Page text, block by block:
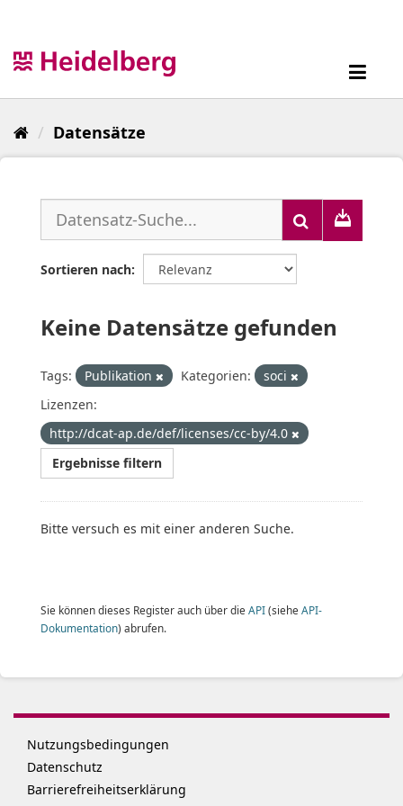
Datensätze
Sortieren nach
Keine Datensätze gefunden
Tags: Publikation Kategorien:
soci
Lizenzen:
http://dcat-ap.de/def/licenses/cc-by/4.0
Ergebnisse filtern
Bitte versuch es mit einer anderen Suche.
Sie können dieses Register auch über die API(siehe API-
Dokumentation) abrufen.
Nutzungsbedingungen
Datenschutz
Barrierefreiheitserklärung